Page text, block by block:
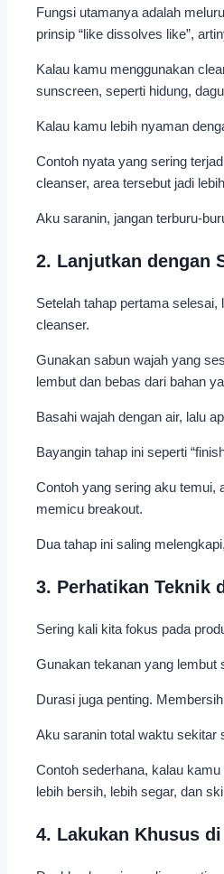
Fungsi utamanya adalah
prinsip “like dissolves like”,
Kalau kamu menggunakan
sunscreen, seperti hidung,
Kalau kamu lebih nyaman
Contoh nyata yang sering
cleanser, area tersebut jadi
Aku saranin, jangan terburu-
2. Lanjutkan dengan
Setelah tahap pertama
cleanser.
Gunakan sabun wajah yang
lembut dan bebas dari bahan
Basahi wajah dengan air, lalu
Bayangin tahap ini seperti
Contoh yang sering aku temui,
memicu breakout.
Dua tahap ini saling
3. Perhatikan Teknik
Sering kali kita fokus pada
Gunakan tekanan yang lembut
Durasi juga penting.
Aku saranin total waktu sekitar
Contoh sederhana, kalau
lebih bersih, lebih segar, dan
4. Lakukan Khusus